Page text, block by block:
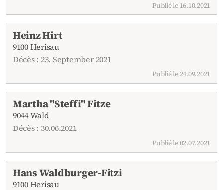
Publié le 16.10.2021
Heinz Hirt
9100 Herisau
Décès : 23. September 2021
Publié le 24.09.2021
Martha "Steffi" Fitze
9044 Wald
Décès : 30.06.2021
Publié le 02.07.2021
Hans Waldburger-Fitzi
9100 Herisau